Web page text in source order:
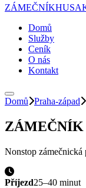
ZÁMEČNÍK
Domů
Služby
Ceník
O nás
Kontakt
Domů Praha-západ
ZÁMEČNÍK
Nonstop
Příjezd25–40 minut